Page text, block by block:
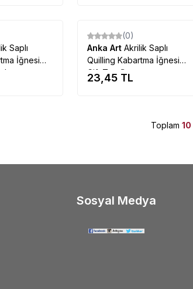
Saplı
İğnesi
(0)
Anka Art Akrilik Saplı
Quilling Kabartma İğnesi
Çift Taraflı
23,45TL
Toplam 10
Sosyal Medya